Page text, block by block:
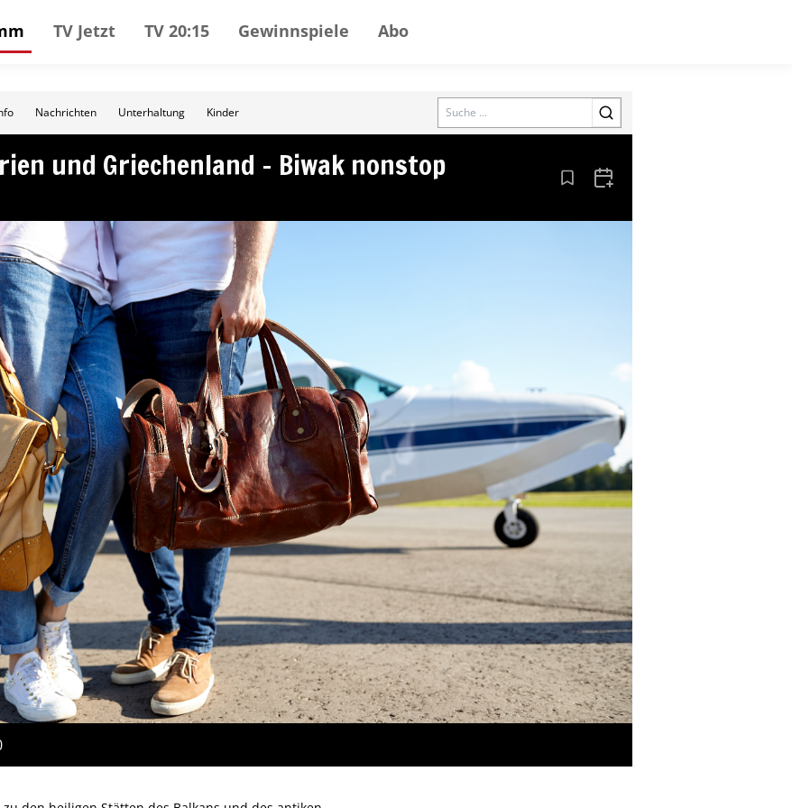
TV Jetzt TV 20:15 Gewinnspiele Abo
Nachrichten Unterhaltung Kinder Search
und Griechenland – Biwak nonstop
Aus den Lesezeichen entfernen
Zum Kalender hinzufügen